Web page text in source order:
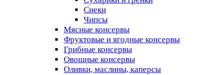
Снеки
Чипсы
Мясные консервы
Фруктовые и ягодные консервы
Грибные консервы
Овощные консервы
Оливки, маслины, каперсы